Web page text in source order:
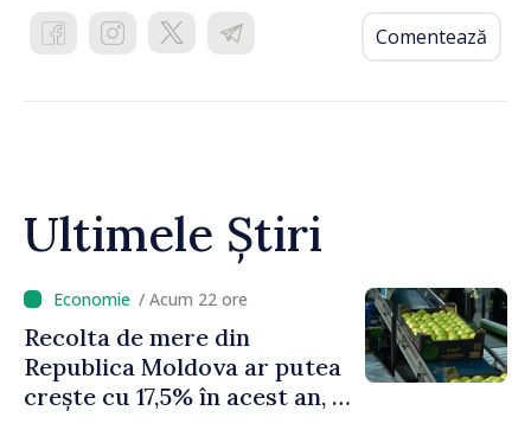
Comentează
Ultimele Știri
/ Acum 22 ore
Recolta de mere din
Republica Moldova ar putea
crește cu 17,5% în acest an, în